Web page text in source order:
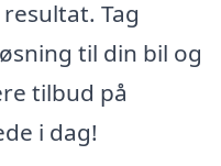
Tag
til din bil og
tilbud på
i dag!